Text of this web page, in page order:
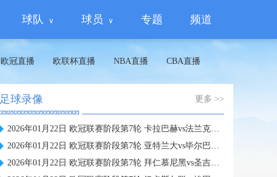
球队 球员 专题 频道
欧冠直播 欧联杯直播 NBA直播 CBA直播
足球录像 更多 >>
2026年01月22日 欧冠联赛阶段第7轮 卡拉巴赫vs法兰克福 全场录像
2026年01月22日 欧冠联赛阶段第7轮 亚特兰大vs毕尔巴鄂竞技 全场录像
2026年01月22日 欧冠联赛阶段第7轮 拜仁慕尼黑vs圣吉罗斯 全场录像